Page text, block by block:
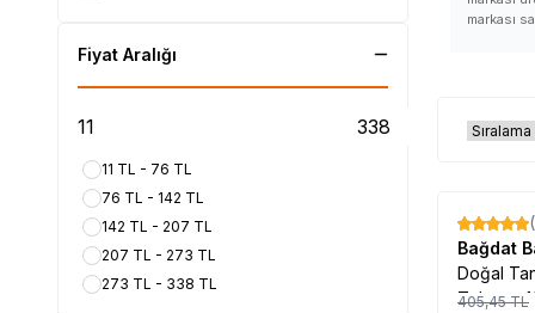
Fiyat Aralığı
11 TL - 76 TL
76 TL - 142 TL
142 TL - 207 TL
207 TL - 273 TL
273 TL - 338 TL
markası
Bağdat
satılır,
satılan,
Bağdat
faydaları
satış
%17
Bağdat
Doğal
Tohumu
405,45TL